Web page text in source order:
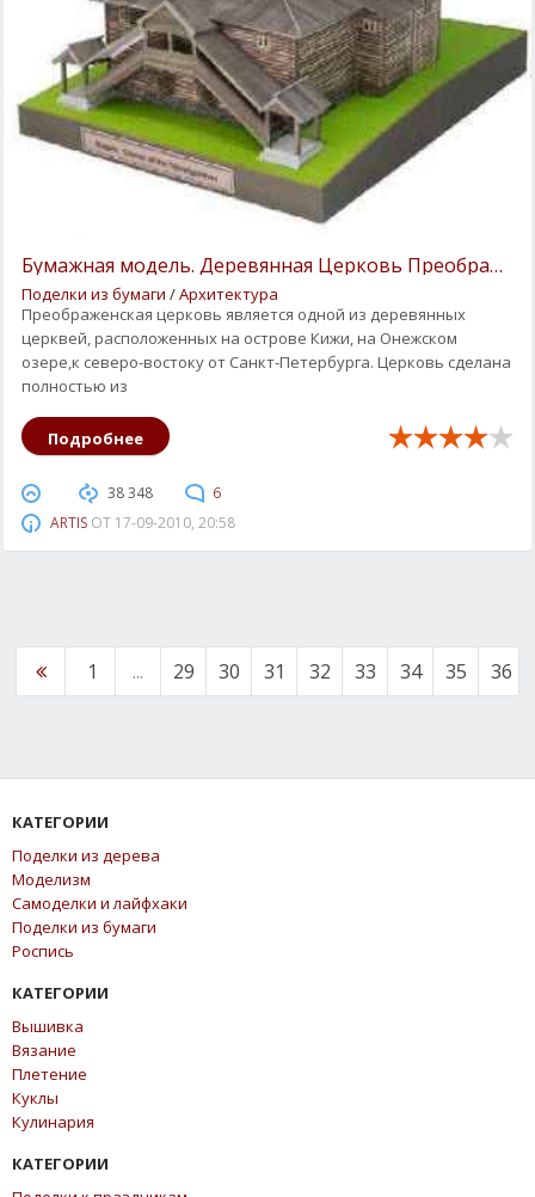
Бумажная модель. Деревянная Церковь
Поделки из бумаги /Архитектура
Преображенская церковь является одной из деревянных
церквей, расположенных на острове Кижи, на Онежском
озере,к северо-востоку от Санкт-Петербурга. Церковь сделана
полностью из
Подробнее
38 348
6
ARTISОТ 17-09-2010, 20:58
1 ... 29 30 31 32 33 34 35 36
КАТЕГОРИИ
Поделки из дерева
Моделизм
Самоделки и лайфхаки
Поделки из бумаги
Роспись
КАТЕГОРИИ
Вышивка
Вязание
Плетение
Куклы
Кулинария
КАТЕГОРИИ